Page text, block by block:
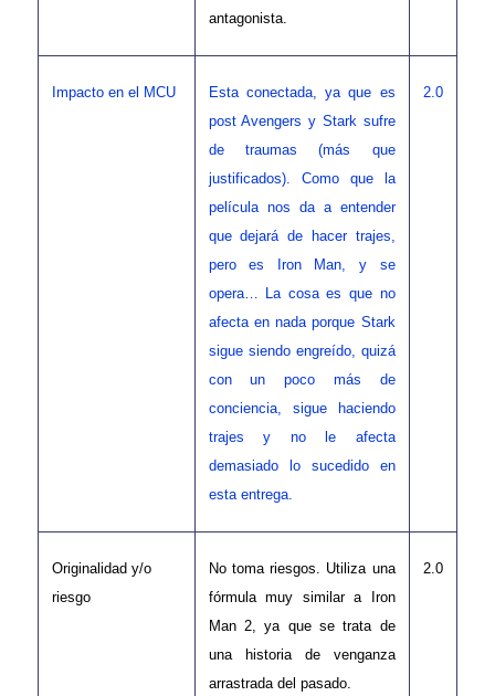
antagonista.
Impacto en el MCU
Esta conectada, ya que es
post Avengers y Stark sufre
de traumas (más que
justificados). Como que la
película nos da a entender
que dejará de hacer trajes,
pero es Iron Man, y se
opera… La cosa es que no
afecta en nada porque Stark
sigue siendo engreído, quizá
con un poco más de
conciencia, sigue haciendo
trajes y no le afecta
demasiado lo sucedido en
esta entrega.
2.0
Originalidad y/o
riesgo
No toma riesgos. Utiliza una
fórmula muy similar a Iron
Man 2, ya que se trata de
una historia de venganza
arrastrada del pasado.
2.0